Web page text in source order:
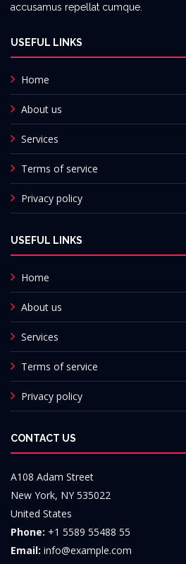
accusamus repellat cumque.
USEFUL LINKS
Home
About us
Services
Terms of service
Privacy policy
USEFUL LINKS
Home
About us
Services
Terms of service
Privacy policy
CONTACT US
A108 Adam Street
New York, NY 535022
United States
Phone: +1 5589 55488 55
Email: info@example.com